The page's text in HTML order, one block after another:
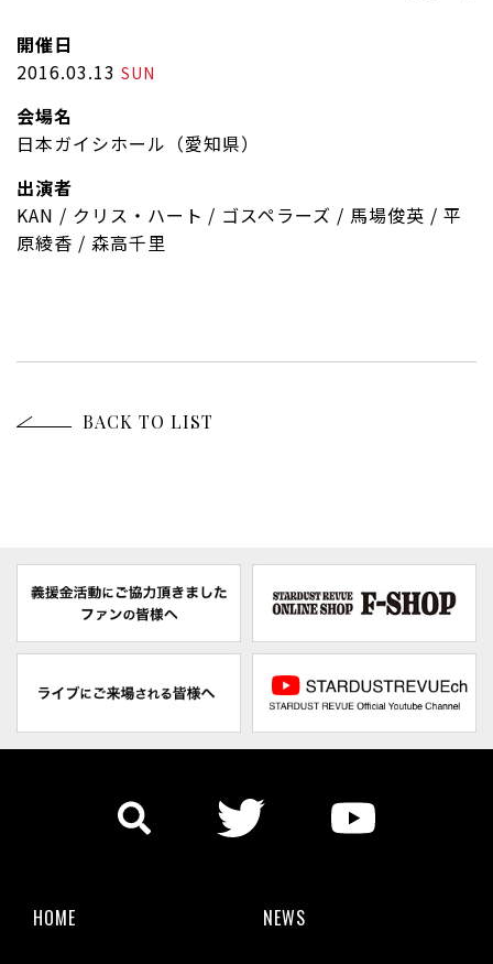
開催日
2016.03.13 SUN
会場名
日本ガイシホール（愛知県）
出演者
KAN / クリス・ハート / ゴスペラーズ / 馬場俊英 / 平
原綾香 / 森高千里
BACK TO LIST
HOME NEWS